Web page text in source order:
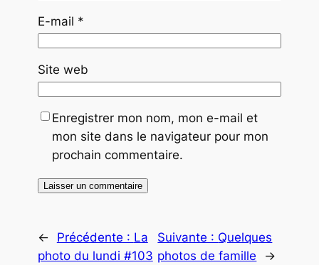
E-mail *
Site web
Enregistrer mon nom, mon e-mail et
mon site dans le navigateur pour mon
prochain commentaire.
← Précédente : La
photo du lundi #103
Suivante : Quelques
photos de famille
→